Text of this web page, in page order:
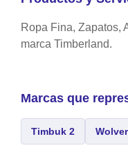
Ropa Fina, Zapatos,
marca Timberland.
Marcas que
Timbuk 2